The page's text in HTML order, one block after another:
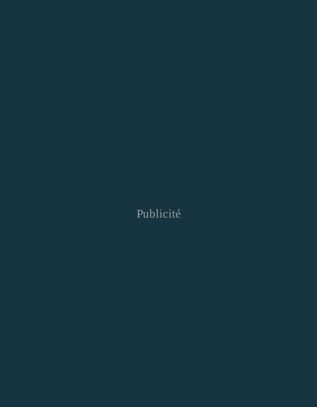
Publicité